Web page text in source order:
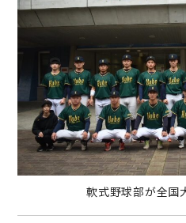
軟式野球部が全国